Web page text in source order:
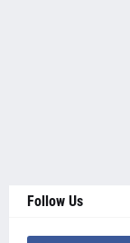
Follow Us